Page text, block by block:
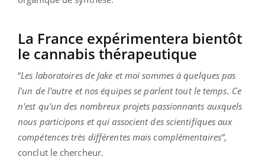
La France expérimentera bientôt
le cannabis thérapeutique
“Les laboratoires de Jake et moi sommes à quelques pas
l'un de l'autre et nos équipes se parlent tout le temps. Ce
n'est qu'un des nombreux projets passionnants auxquels
nous participons et qui associent des scientifiques aux
compétences très différentes mais complémentaires”,
conclut le chercheur.